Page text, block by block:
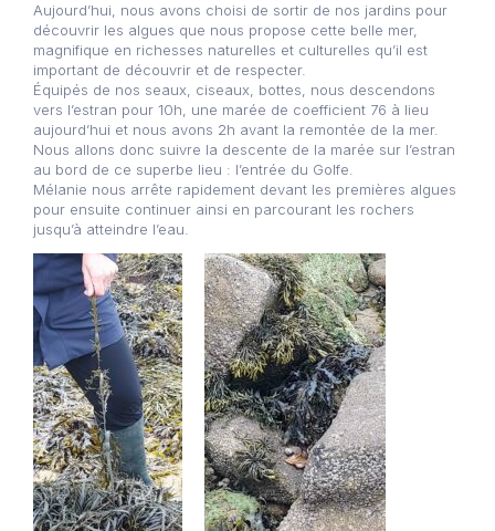
Aujourd’hui, nous avons choisi de sortir de nos jardins pour
découvrir les algues que nous propose cette belle mer,
magnifique en richesses naturelles et culturelles qu’il est
important de découvrir et de respecter.
Équipés de nos seaux, ciseaux, bottes, nous descendons
vers l’estran pour 10h, une marée de coefficient 76 à lieu
aujourd’hui et nous avons 2h avant la remontée de la mer.
Nous allons donc suivre la descente de la marée sur l’estran
au bord de ce superbe lieu : l’entrée du Golfe.
Mélanie nous arrête rapidement devant les premières algues
pour ensuite continuer ainsi en parcourant les rochers
jusqu’à atteindre l’eau.